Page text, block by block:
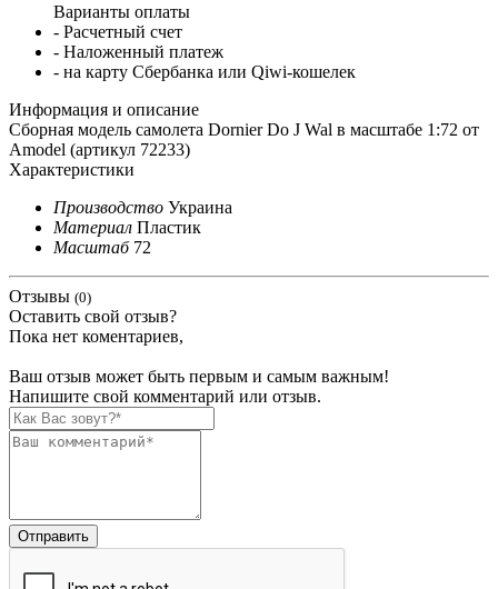
Варианты оплаты
- Расчетный счет
- Наложенный платеж
- на карту Сбербанка или Qiwi-кошелек
Информация и описание
Сборная модель самолета Dornier Do J Wal в масштабе 1:72 от
Amodel (артикул 72233)
Характеристики
Производство Украина
Материал Пластик
Масштаб 72
Отзывы (0)
Оставить свой отзыв?
Пока нет коментариев,
Ваш отзыв может быть первым и самым важным!
Напишите свой комментарий или отзыв.